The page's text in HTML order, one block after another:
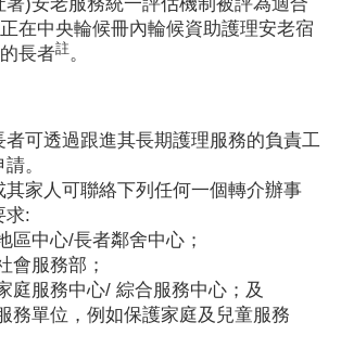
在中央輪候冊內輪候資助護理安老宿
長者註。
者可透過跟進其長期護理服務的負責工
。
其家人可聯絡下列任何一個轉介辦事
求:
區中心/長者鄰舍中心；
會服務部；
庭服務中心/ 綜合服務中心；及
務單位，例如保護家庭及兒童服務